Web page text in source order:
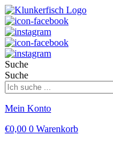
Suche
Suche
Mein Konto
€0,00 0 Warenkorb